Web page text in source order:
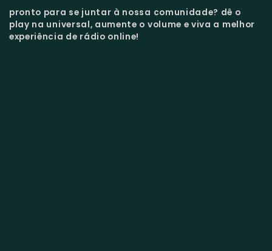
pronto para se juntar à nossa comunidade? dê o
play na universal, aumente o volume e viva a melhor
experiência de rádio online!